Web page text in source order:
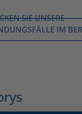
SIE UNSERE
IM